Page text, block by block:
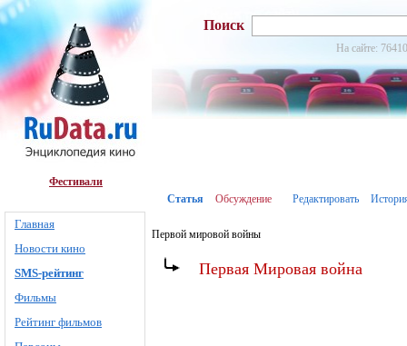
Фестивали
Главная
Новости кино
SMS-рейтинг
Фильмы
Рейтинг фильмов
Поиск
На сайте:
Статья Обсуждение Редактировать
Первой мировой войны
Первая Мировая война